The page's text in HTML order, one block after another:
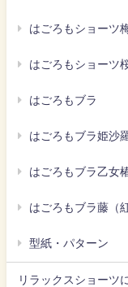
はごろもショーツ
はごろもショーツ
はごろもブラ
はごろもブラ姫沙
はごろもブラ乙女
はごろもブラ藤（
型紙・パターン
リラックスショーツ